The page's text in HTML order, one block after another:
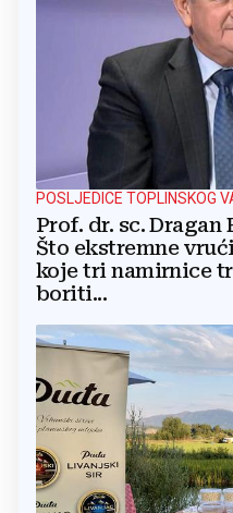
POSLJEDICE TOPLINSKOG
Prof. dr. sc. Dragan
Što ekstremne
koje tri namirnice
boriti...